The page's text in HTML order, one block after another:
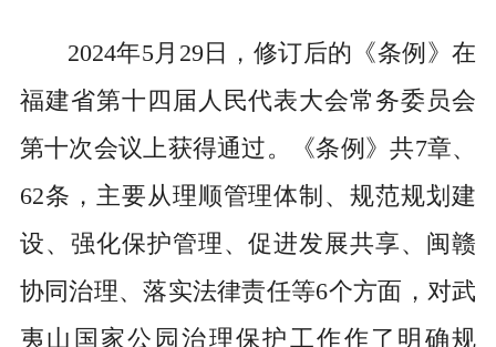
2024年5月29日，修订后的《条例》在
福建省第十四届人民代表大会常务委员会
第十次会议上获得通过。《条例》共7章、
62条，主要从理顺管理体制、规范规划建
设、强化保护管理、促进发展共享、闽赣
协同治理、落实法律责任等6个方面，对武
夷山国家公园治理保护工作作了明确规